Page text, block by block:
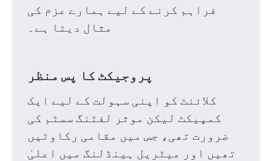
فراہم کرنے کے لیے ہمارے عزم کی
مثال دیتا ہے۔
پروجیکٹ کا پس منظر
کلائنٹ کو اپنی سہولت کے لیے ایک
کمپیکٹ لیکن موثر لفٹنگ سسٹم کی
ضرورت تھی، جس میں مقامی رکاوٹیں
تھیں اور میٹریل ہینڈلنگ میں اعلیٰ